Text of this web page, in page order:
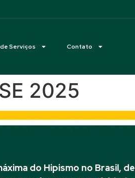
Serviços Contato
2025
do Hipismo no Brasil,